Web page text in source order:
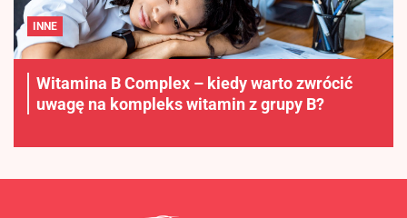
INNE
Witamina B Complex – kiedy warto zwrócić
uwagę na kompleks witamin z grupy B?